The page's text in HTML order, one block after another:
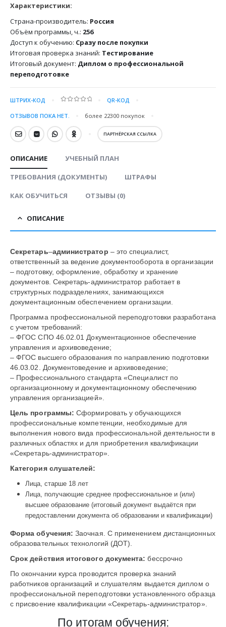
Характеристики:
Страна-производитель: Россия
Объём программы, ч.: 256
Доступ к обучению: Сразу после покупки
Итоговая проверка знаний: Тестирование
Итоговый документ: Диплом о профессиональной
переподготовке
ШТРИХ-КОД QR-КОД
ОТЗЫВОВ ПОКА НЕТ. более 22300 покупок
ПАРТНЁРСКАЯ ССЫЛКА
ОПИСАНИЕ УЧЕБНЫЙ ПЛАН
ТРЕБОВАНИЯ (ДОКУМЕНТЫ) ШТРАФЫ
КАК ОБУЧИТЬСЯ ОТЗЫВЫ (0)
ОПИСАНИЕ
Секретарь–администратор – это специалист,
ответственный за ведение документооборота в организации
– подготовку, оформление, обработку и хранение
документов. Секретарь-администратор работает в
структурных подразделениях, занимающихся
документационным обеспечением организации.
Программа профессиональной переподготовки разработана
с учетом требований:
– ФГОС СПО 46.02.01 Документационное обеспечение
управления и архивоведение;
– ФГОС высшего образования по направлению подготовки
46.03.02. Документоведение и архивоведение;
– Профессионального стандарта «Специалист по
организационному и документационному обеспечению
управления организацией».
Цель программы: Сформировать у обучающихся
профессиональные компетенции, необходимые для
выполнения нового вида профессиональной деятельности в
различных областях и для приобретения квалификации
«Секретарь-администратор».
Категория слушателей:
Лица, старше 18 лет
Лица, получающие среднее профессиональное и (или)
высшее образование (итоговый документ выдаётся при
предоставлении документа об образовании и квалификации)
Форма обучения: Заочная. С применением дистанционных
образовательных технологий (ДОТ).
Срок действия итогового документа: бессрочно
По окончании курса проводится проверка знаний
работников организаций и слушателям выдается диплом о
профессиональной переподготовки установленного образца
с присвоение квалификации «Секретарь-администратор».
По итогам обучения: